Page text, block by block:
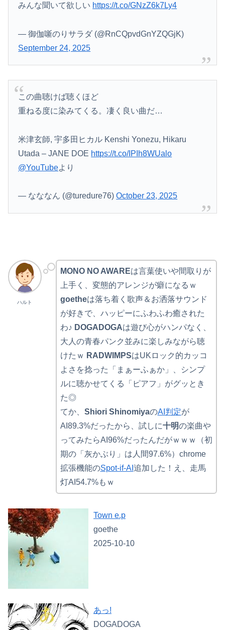
みんな聞いて欲しい https://t.co/GNzZ6k7Ly4
— 御伽噺のりサラダ (@RnCQpvdGnYZQGjK)
September 24, 2025
この曲聴けば聴くほど
重ねる度に染みてくる。凄く良い曲だ…
米津玄師, 宇多田ヒカル Kenshi Yonezu, Hikaru
Utada – JANE DOE https://t.co/IPIh8WUalo
@YouTubeより
— なななん (@turedure76)October 23, 2025
ハルト
MONO NO AWAREは言葉使いや間取りが
上手く、変態的アレンジが癖になるｗ
goetheは落ち着く歌声＆お洒落サウンド
が好きで、ハッピーにふわふわ癒された
わ♪ DOGADOGAは遊び心がハンパなく、
大人の青春パンク並みに楽しみながら聴
けたｗ RADWIMPSはUKロック的カッコ
よさを捻った「まぁーふぁか」、シンプ
ルに聴かせてくる「ピアフ」がグッとき
た◎
てか、 Shiori ShinomiyaのAI判定が
AI89.3%だったから、試しに十明の楽曲や
ってみたらAI96%だったんだがｗｗｗ（初
期の「灰かぶり」は人間97.6%）chrome
拡張機能のSpot-if-AI 追加した！え、走馬
灯AI54.7%もｗ
Town e.p
goethe
2025-10-10
あっ!
DOGADOGA